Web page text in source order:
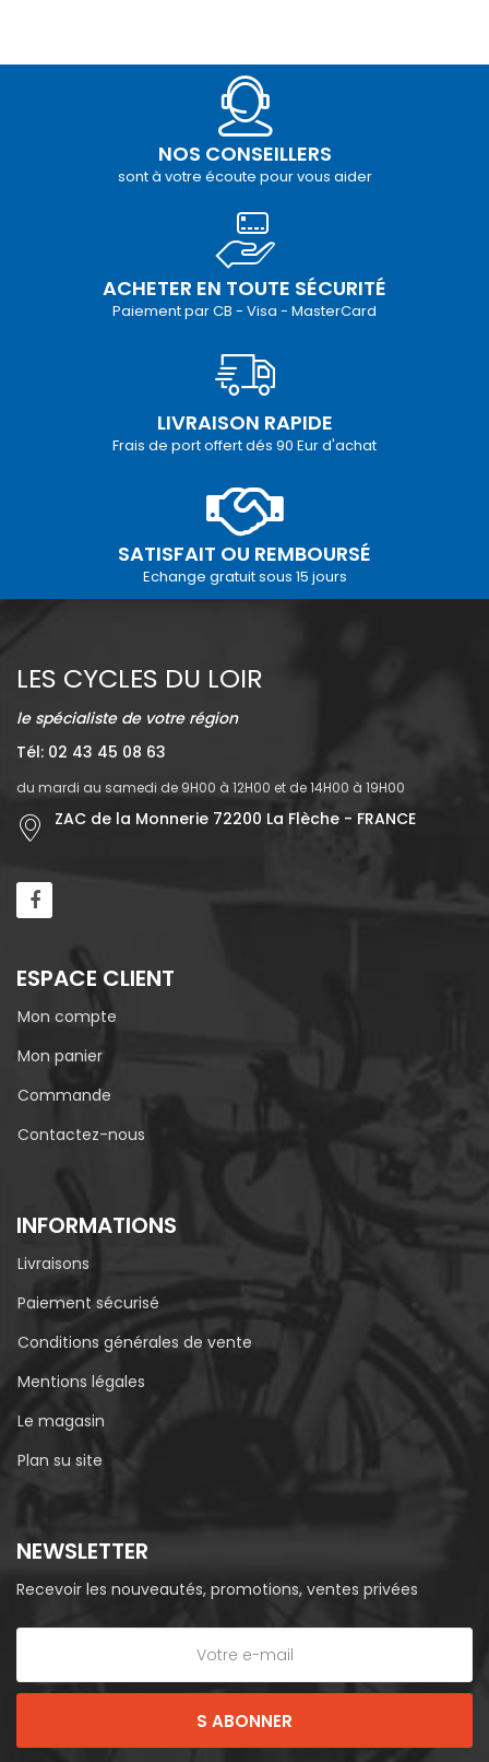
NOS CONSEILLERS
sont à votre écoute pour vous aider
ACHETER EN TOUTE SÉCURITÉ
Paiement par CB - Visa - MasterCard
LIVRAISON RAPIDE
Frais de port offert dés 90 Eur d'achat
SATISFAIT OU REMBOURSÉ
Echange gratuit sous 15 jours
LES CYCLES DU LOIR
le spécialiste de votre région
Tél: 02 43 45 08 63
du mardi au samedi de 9H00 à 12H00 et de 14H00 à 19H00
ZAC de la Monnerie 72200 La Flèche - FRANCE
ESPACE CLIENT
Mon compte
Mon panier
Commande
Contactez-nous
INFORMATIONS
Livraisons
Paiement sécurisé
Conditions générales de vente
Mentions légales
Le magasin
Plan su site
NEWSLETTER
Recevoir les nouveautés, promotions, ventes privées
S ABONNER